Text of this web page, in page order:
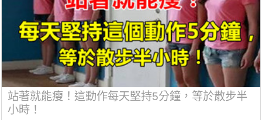
站著就能瘦！這動作每天堅持5分鐘，等於散步半
小時！